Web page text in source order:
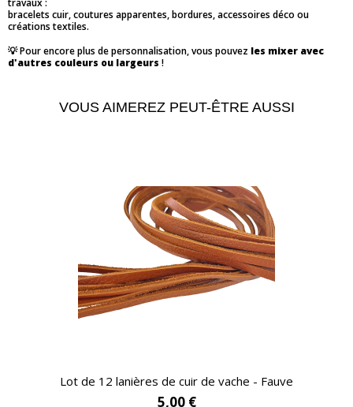
travaux :
bracelets cuir, coutures apparentes, bordures, accessoires déco ou
créations textiles.
💡 Pour encore plus de personnalisation, vous pouvez les mixer avec
d'autres couleurs ou largeurs !
VOUS AIMEREZ PEUT-ÊTRE AUSSI
APERÇU RAPIDE
Lot de 12 lanières de cuir de vache - Fauve
5,00 €